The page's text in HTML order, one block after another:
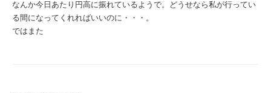
なんか今日あたり円高に振れているようで。どうせなら私が行ってい
る間になってくれればいいのに・・・。
ではまた